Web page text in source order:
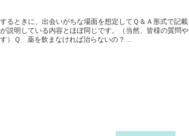
るときに、出会いがちな場面を想定してＱ＆Ａ形式で記載
説明している内容とほぼ同じです。（当然、皆様の質問や
）Ｑ 薬を飲まなければ治らないの？...